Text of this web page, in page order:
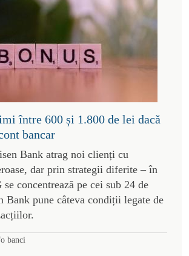
între 600 și 1.800 de lei dacă
bancar
Bank atrag noi clienți cu
dar prin strategii diferite – în
concentrează pe cei sub 24 de
Bank pune câteva condiții legate de
banci